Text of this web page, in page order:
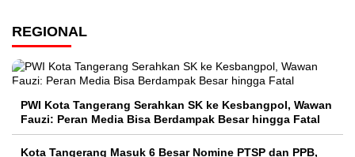
REGIONAL
PWI Kota Tangerang Serahkan SK ke Kesbangpol, Wawan
Fauzi: Peran Media Bisa Berdampak Besar hingga Fatal
Kota Tangerang Masuk 6 Besar Nomine PTSP dan PPB,